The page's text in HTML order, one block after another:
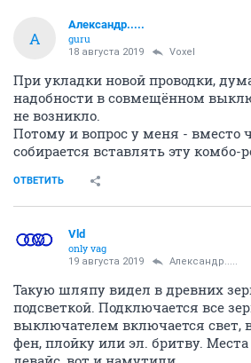
А
Александр.....
guru
18 августа 2019 Voxel
При укладки новой проводки,
надобности в совмещённом
не возникло.
Потому и вопрос у меня - вместо
собирается вставлять эту комбо-
ОТВЕТИТЬ
Vld
only vag
19 августа 2019 Александр.....
Такую шляпу видел в древних
подсветкой. Подключается все
выключателем включается свет,
фен, плойку или эл. бритву. Места